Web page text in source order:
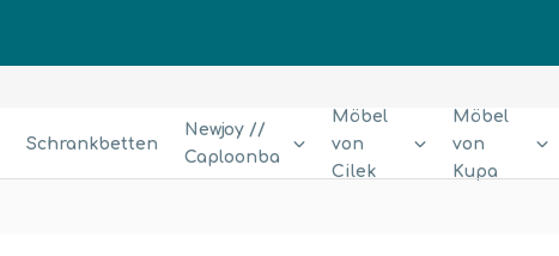
Schrankbetten
Newjoy //
Caploonba
Möbel
von
Cilek
Möbel
von
Kupa